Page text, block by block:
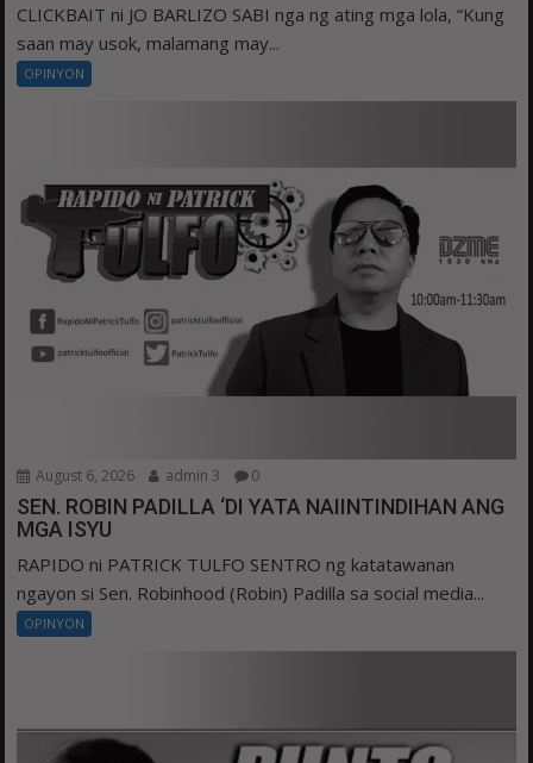
CLICKBAIT ni JO BARLIZO SABI nga ng ating mga lola, “Kung
saan may usok, malamang may...
OPINYON
August 6, 2026 admin 3 0
SEN. ROBIN PADILLA ‘DI YATA NAIINTINDIHAN ANG
MGA ISYU
RAPIDO ni PATRICK TULFO SENTRO ng katatawanan
ngayon si Sen. Robinhood (Robin) Padilla sa social media...
OPINYON